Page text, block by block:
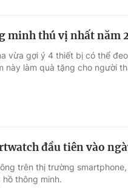
minh thú vị nhất năm
vừa gợi ý 4 thiết bị có thể
này làm quà tặng cho người
đầu tiên vào
trên thị trường
thông minh.